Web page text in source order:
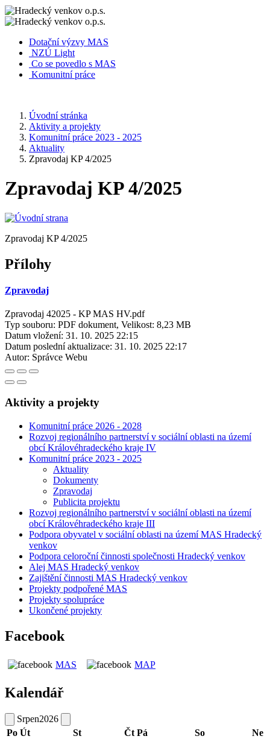
Dotační výzvy MAS
NZÚ Light
Co se povedlo s MAS
Komunitní práce
Úvodní stránka
Aktivity a projekty
Komunitní práce 2023 - 2025
Aktuality
Zpravodaj KP 4/2025
Zpravodaj KP 4/2025
Zpravodaj KP 4/2025
Přílohy
Zpravodaj
Zpravodaj 42025 - KP MAS HV.pdf
Typ souboru: PDF dokument, Velikost: 8,23 MB
Datum vložení: 31. 10. 2025 22:15
Datum poslední aktualizace: 31. 10. 2025 22:17
Autor: Správce Webu
Aktivity a projekty
Komunitní práce 2026 - 2028
Rozvoj regionálního partnerství v sociální oblasti na území
obcí Královéhradeckého kraje IV
Komunitní práce 2023 - 2025
Aktuality
Dokumenty
Zpravodaj
Publicita projektu
Rozvoj regionálního partnerství v sociální oblasti na území
obcí Královéhradeckého kraje III
Podpora obyvatel v sociální oblasti na území MAS Hradecký
venkov
Podpora celoroční činnosti společnosti Hradecký venkov
Alej MAS Hradecký venkov
Zajištění činnosti MAS Hradecký venkov
Projekty podpořené MAS
Projekty spolupráce
Ukončené projekty
Facebook
MAS MAP
Kalendář
Srpen2026
Po Út St Čt Pá So Ne